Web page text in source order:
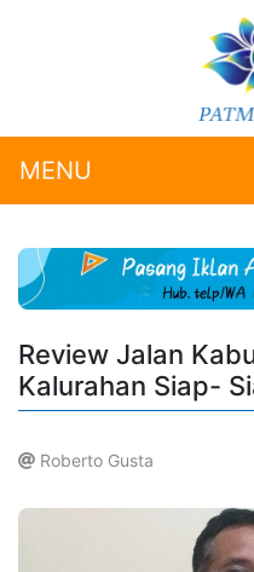
MENU
Review Jalan
Kalurahan Siap-
Roberto Gusta